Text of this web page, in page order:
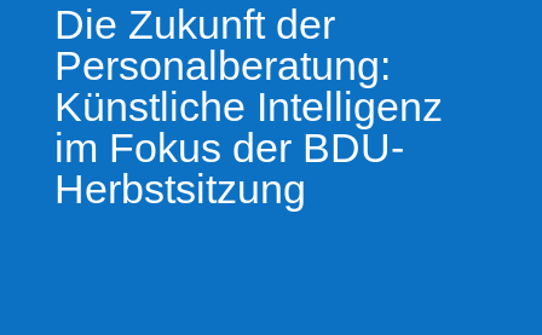
Die Zukunft der
Personalberatung:
Künstliche Intelligenz
im Fokus der BDU-
Herbstsitzung